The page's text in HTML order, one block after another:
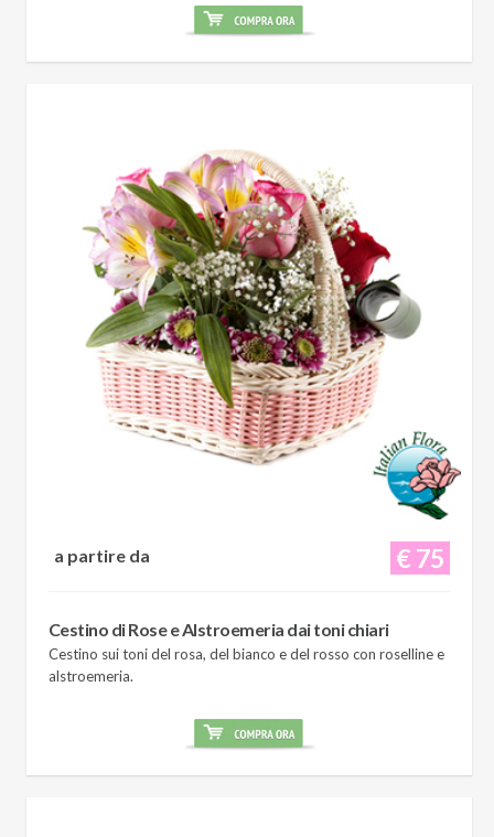
€ 75
a partire da
Cestino di Rose e Alstroemeria dai toni chiari
Cestino sui toni del rosa, del bianco e del rosso con roselline e
alstroemeria.